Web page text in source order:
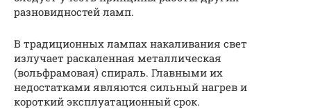
разновидностей ламп.
В традиционных лампах накаливания свет
излучает раскаленная металлическая
(вольфрамовая) спираль. Главными их
недостатками являются сильный нагрев и
короткий эксплуатационный срок.